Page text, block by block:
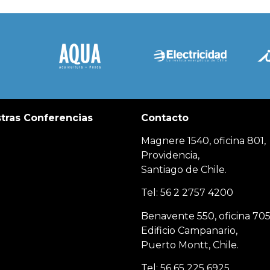
Conferencias Contacto
Magnere 1540, oficina 801,
Providencia,
Santiago de Chile.
Tel: 56 2 2757 4200
Benavente 550, oficina
Edificio Campanario,
Puerto Montt, Chile.